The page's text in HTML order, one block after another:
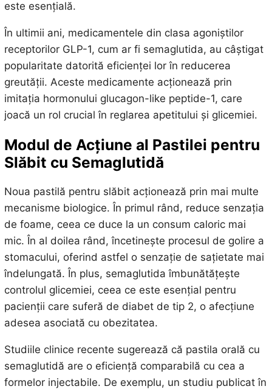
este esențială.
În ultimii ani, medicamentele din clasa agoniștilor
receptorilor GLP-1, cum ar fi semaglutida, au câștigat
popularitate datorită eficienței lor în reducerea
greutății. Aceste medicamente acționează prin
imitația hormonului glucagon-like peptide-1, care
joacă un rol crucial în reglarea apetitului și glicemiei.
Modul de Acțiune al Pastilei pentru
Slăbit cu Semaglutidă
Noua pastilă pentru slăbit acționează prin mai multe
mecanisme biologice. În primul rând, reduce senzația
de foame, ceea ce duce la un consum caloric mai
mic. În al doilea rând, încetinește procesul de golire a
stomacului, oferind astfel o senzație de sațietate mai
îndelungată. În plus, semaglutida îmbunătățește
controlul glicemiei, ceea ce este esențial pentru
pacienții care suferă de diabet de tip 2, o afecțiune
adesea asociată cu obezitatea.
Studiile clinice recente sugerează că pastila orală cu
semaglutidă are o eficiență comparabilă cu cea a
formelor injectabile. De exemplu, un studiu publicat în